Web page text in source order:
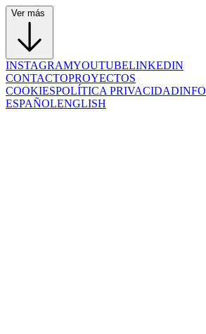
Ver más
INSTAGRAMYOUTUBELINKEDIN
CONTACTOPROYECTOS
COOKIESPOLÍTICA PRIVACIDAD
ESPAÑOLENGLISH